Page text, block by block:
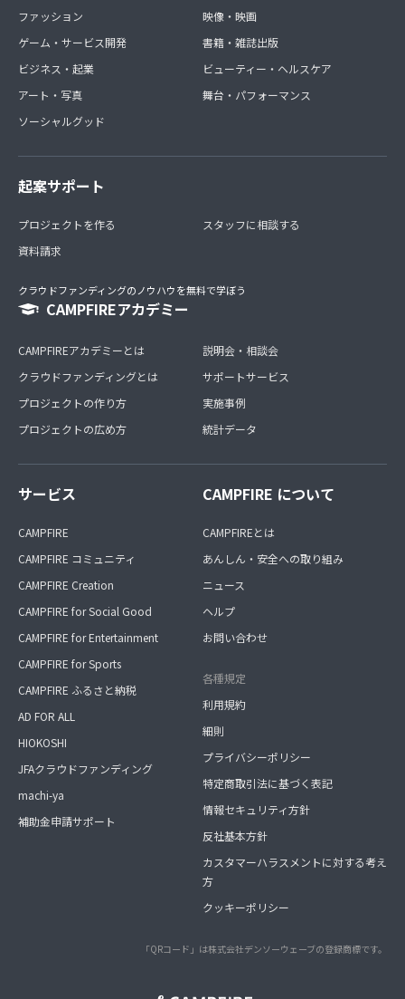
ファッション
ゲーム・サービス開発
ビジネス・起業
アート・写真
ソーシャルグッド
映像・映画
書籍・雑誌出版
ビューティー・ヘルスケア
舞台・パフォーマンス
起案サポート
プロジェクトを作る
資料請求
スタッフに相談する
クラウドファンディングのノウハウを無料で学ぼう
CAMPFIREアカデミー
CAMPFIREアカデミーとは
クラウドファンディングとは
プロジェクトの作り方
プロジェクトの広め方
説明会・相談会
サポートサービス
実施事例
統計データ
サービス
CAMPFIRE
CAMPFIRE コミュニティ
CAMPFIRE Creation
CAMPFIRE for Social Good
CAMPFIRE for Entertainment
CAMPFIRE for Sports
CAMPFIRE ふるさと納税
AD FOR ALL
HIOKOSHI
JFAクラウドファンディング
machi-ya
補助金申請サポート
CAMPFIRE について
CAMPFIREとは
あんしん・安全への取り組み
ニュース
ヘルプ
お問い合わせ
各種規定
利用規約
細則
プライバシーポリシー
特定商取引法に基づく表記
情報セキュリティ方針
反社基本方針
カスタマーハラスメントに対する考え
方
クッキーポリシー
「QRコード」は株式会社デンソーウェーブの登録商標です。